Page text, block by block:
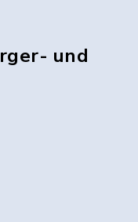
und